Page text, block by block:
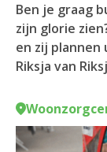
Ben je graag
zijn glorie
en zij plannen
Riksja van